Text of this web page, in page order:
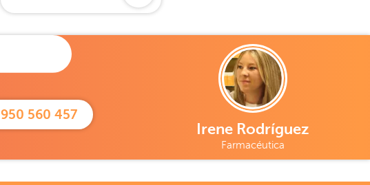
950 560 457
Irene Rodríguez
Farmacéutica